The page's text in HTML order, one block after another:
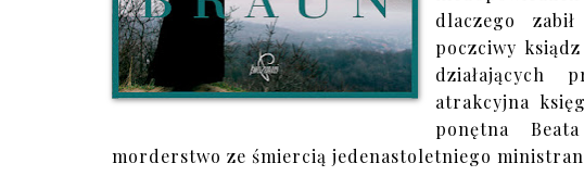
dlaczego
poczciwy
działających
atrakcyjna
ponętna
morderstwo ze śmiercią jedenastoletniego